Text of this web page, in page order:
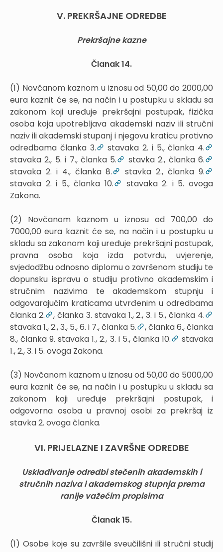
V. PREKRŠAJNE ODREDBE
Prekršajne kazne
Članak 14.
(1) Novčanom kaznom u iznosu od 50,00 do 2000,00
eura kaznit će se, na način i u postupku u skladu sa
zakonom koji uređuje prekršajni postupak, fizička
osoba koja upotrebljava akademski naziv ili stručni
naziv ili akademski stupanj i njegovu kraticu protivno
odredbama članka 3.
stavaka 2. i 5., članka 4.
stavaka 2., 5. i 7., članka 5.
stavka 2., članka 6.
stavaka 2. i 4., članka 8.
stavka 2., članka 9.
stavaka 2. i 5., članka 10.
stavaka 2. i 5. ovoga
Zakona.
(2) Novčanom kaznom u iznosu od 700,00 do
7000,00 eura kaznit će se, na način i u postupku u
skladu sa zakonom koji uređuje prekršajni postupak,
pravna osoba koja izda potvrdu, uvjerenje,
svjedodžbu odnosno diplomu o završenom studiju te
dopunsku ispravu o studiju protivno akademskim i
stručnim nazivima te akademskom stupnju i
odgovarajućim kraticama utvrđenim u odredbama
članka 2.
, članka 3. stavaka 1., 2., 3. i 5., članka 4.
stavaka 1., 2., 3., 5., 6. i 7., članka 5.
, članka 6., članka
8., članka 9. stavaka 1., 2., 3. i 5., članka 10.
stavaka
1., 2., 3. i 5. ovoga Zakona.
(3) Novčanom kaznom u iznosu od 50,00 do 5000,00
eura kaznit će se, na način i u postupku u skladu sa
zakonom koji uređuje prekršajni postupak, i
odgovorna osoba u pravnoj osobi za prekršaj iz
stavka 2. ovoga članka.
VI. PRIJELAZNE I ZAVRŠNE ODREDBE
Usklađivanje odredbi stečenih akademskih i
stručnih naziva i akademskog stupnja prema
ranije važećim propisima
Članak 15.
(1) Osobe koje su završile sveučilišni ili stručni studij